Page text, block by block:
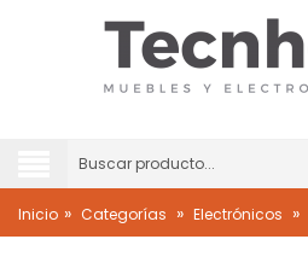
Inicio » Categorías » Electrónicos »